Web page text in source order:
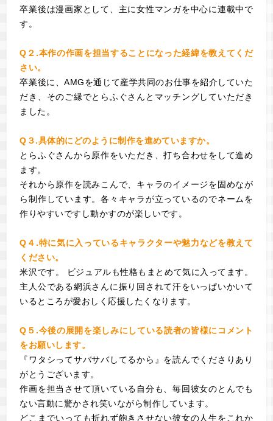
卒業後は漫画家として、主に女性マンガを中心に連載中で
す。
​Q２.本作の作画を担当することになった経緯を教えてくだ
さい。
卒業後に、AMGを通じて産学共同のお仕事を紹介していた
だき、そのご縁でとらふぐさんとマッチングしていただき
ました。
​Q３.具体的にどのように制作を進めていますか。
とらふぐさんから原作をいただき、打ち合わせをして進め
ます。
それから原作を読みこんで、キャラのイメージを固めなが
ら制作しています。各々キャラが立っているのでネームを
作りやすいですし動かすのが楽しいです。
​Q４.特に気に入っているキャラクターや魅力などを教えて
ください。
米沢です。 ビジュアルも性格もまとめて気に入ってます。
主人公である網浜さんに振り回されて汗をいっぱいかいて
いるところが愛おしく応援したくなります。
​Q５.今後の展開を楽しみにしている読者の皆様にコメント
をお願いします。
『ワタシってサバサバしてるから』を読んでくださりあり
がとうございます。
作画を担当させて頂いている自分も、毎回彼女のとんでも
ない言動に驚かされ笑いながら制作しています。
どこまでいっても折れず飽きさせない彼女の人生をこれか